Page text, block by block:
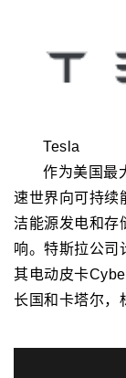
Tesla
作为美国最
速世界向可持续
洁能源发电和存
响。特斯拉公司
其电动皮卡
长国和卡塔尔，